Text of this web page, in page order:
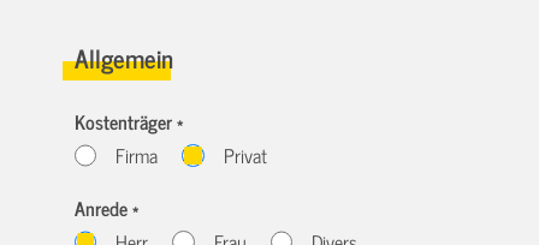
Allgemein
Kostenträger *
Firma
Privat
Anrede *